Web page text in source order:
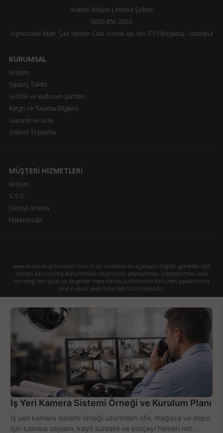
Avalon Bilişim Limited Şirketi
0850 850 2820
Vişnezade Mah. Şair Nedim Cad. Konak Ap. No:77/1 Beşiktaş - İstanbul
KURUMSAL
İletişim
Sipariş Takibi
Gizlilik ve Kullanım Şartları
Kargo ve Taşıma Bilgileri
Garanti ve İade
Sistem Toplama
MÜŞTERİ HİZMETLERİ
İletişim
S.S.S.
Detaylı Arama
Hakkımızda
www.bizial.shop bulunan tüm ürün ürünlere ait açıklayıcı bilgiler, görseller telif
hakları kanununca korunmakta olup izinsiz paylaşılması, kopyalanması veya
herhangi biri yazılı ya da görsel mecralarda kullanılması kanunen yasaklanmış
olup hukuki yaptırıma tabi tutulmaktadır.
İş Yeri Kamera Sistemi Örneği ve Kurulum Planı
İş yeri kamera sistemi örneği üzerinden ofis, mağaza ve depo
için kamera sayısını, kayıt süresini ve bütçeyi hemen net